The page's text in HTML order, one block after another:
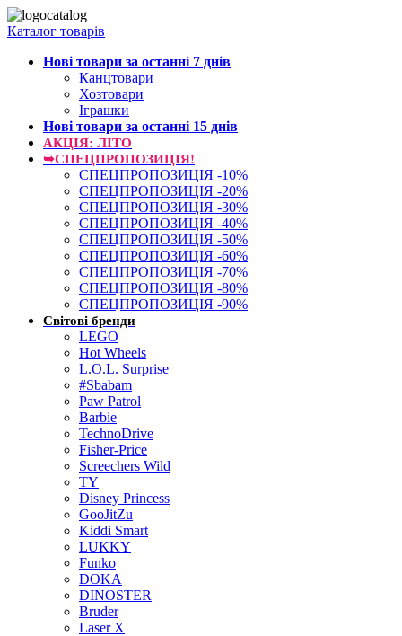
Каталог товарів
Нові товари за останнi 7 днiв
Канцтовари
Хозтовари
Іграшки
Нові товари за останнi 15 днiв
АКЦІЯ: ЛІТО
➥СПЕЦПРОПОЗИЦІЯ!
СПЕЦПРОПОЗИЦІЯ -10%
СПЕЦПРОПОЗИЦІЯ -20%
СПЕЦПРОПОЗИЦІЯ -30%
СПЕЦПРОПОЗИЦІЯ -40%
СПЕЦПРОПОЗИЦІЯ -50%
СПЕЦПРОПОЗИЦІЯ -60%
СПЕЦПРОПОЗИЦІЯ -70%
СПЕЦПРОПОЗИЦІЯ -80%
СПЕЦПРОПОЗИЦІЯ -90%
Світові бренди
LEGO
Hot Wheels
L.O.L. Surprise
#Sbabam
Paw Patrol
Barbie
TechnoDrive
Fisher-Price
Screechers Wild
TY
Disney Princess
GooJitZu
Kiddi Smart
LUKKY
Funko
DOKA
DINOSTER
Bruder
Laser X